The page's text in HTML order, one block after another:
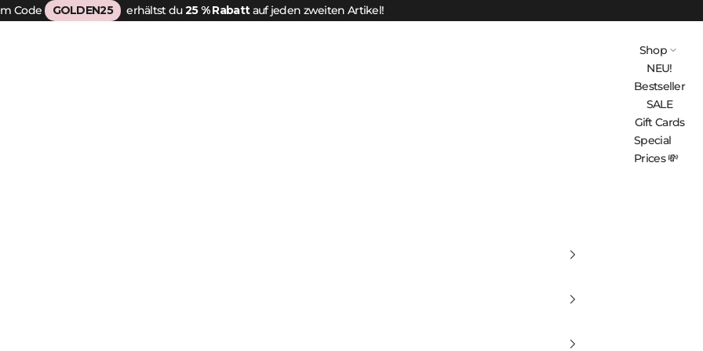
Code GOLDEN25 erhältst du25 % Rabattauf jeden zweiten Artikel!
Shop
NEU!
Bestseller
SALE
Gift Cards
Special
Prices 💸